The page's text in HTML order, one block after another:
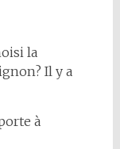
la
Il y a
à